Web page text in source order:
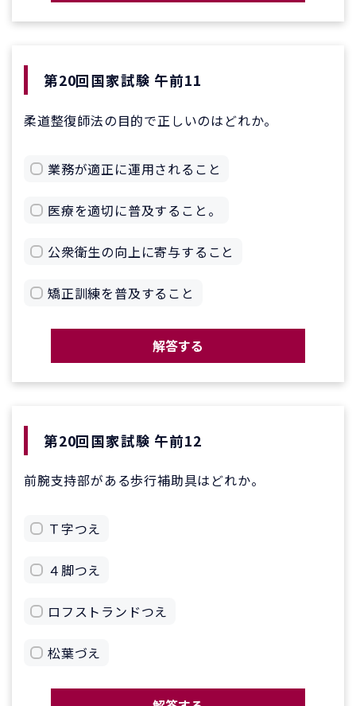
第20回国家試験 午前11
柔道整復師法の目的で正しいのはどれか。
業務が適正に運用されること
医療を適切に普及すること。
公衆衛生の向上に寄与すること
矯正訓練を普及すること
解答する
第20回国家試験 午前12
前腕支持部がある歩行補助具はどれか。
Ｔ字つえ
４脚つえ
ロフストランドつえ
松葉づえ